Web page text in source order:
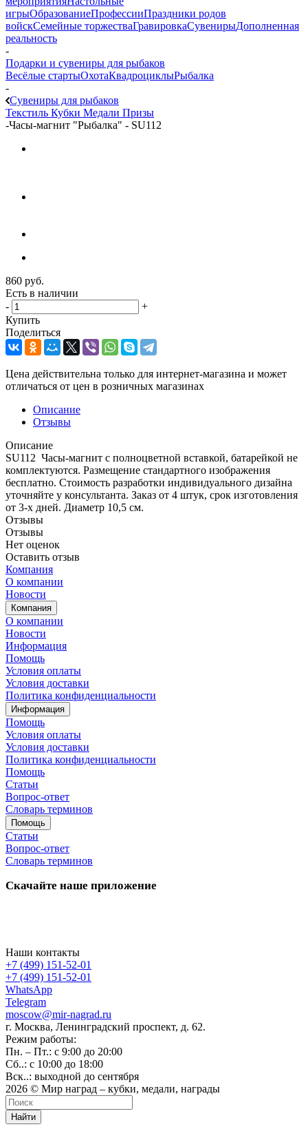
игрыОбразованиеПрофессииПраздники родов
войскСемейные торжестваГравировкаСувенирыДополненная
реальность
-
Подарки и сувениры для рыбаков
Весёлые стартыОхотаКвадроциклыРыбалка
-
Сувениры для рыбаков
Текстиль Кубки Медали Призы
-Часы-магнит "Рыбалка" - SU112
860 руб.
Есть в наличии
-
+
Купить
Поделиться
Цена действительна только для интернет-магазина и может
отличаться от цен в розничных магазинах
Описание
Отзывы
Описание
SU112 Часы-магнит с полноцветной вставкой, батарейкой не
комплектуются. Размещение стандартного изображения
бесплатно. Стоимость разработки индивидуального дизайна
уточняйте у консультанта. Заказ от 4 штук, срок изготовления
от 3-х дней. Диаметр 10,5 см.
Отзывы
Отзывы
Нет оценок
Оставить отзыв
Компания
О компании
Новости
Компания
О компании
Новости
Информация
Помощь
Условия оплаты
Условия доставки
Политика конфиденциальности
Информация
Помощь
Условия оплаты
Условия доставки
Политика конфиденциальности
Помощь
Статьи
Вопрос-ответ
Словарь терминов
Помощь
Статьи
Вопрос-ответ
Словарь терминов
Скачайте наше приложение
Наши контакты
+7 (499) 151-52-01
+7 (499) 151-52-01
WhatsApp
Telegram
moscow@mir-nagrad.ru
г. Москва, Ленинградский проспект, д. 62.
Режим работы:
Пн. – Пт.: с 9:00 до 20:00
Сб..: с 10:00 до 18:00
Вск..: выходной до сентября
2026 © Мир наград – кубки, медали, награды
Найти